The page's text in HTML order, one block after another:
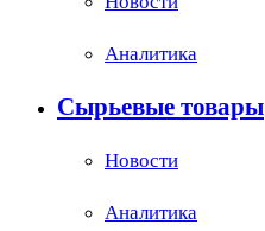
Аналитика
Сырьевые товары
Новости
Аналитика